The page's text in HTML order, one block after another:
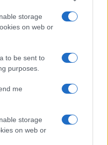
storage
on web or
to be sent to
purposes.
me
storage
on web or